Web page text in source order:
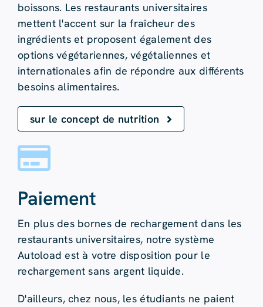
boissons. Les restaurants universitaires
mettent l'accent sur la fraîcheur des
ingrédients et proposent également des
options végétariennes, végétaliennes et
internationales afin de répondre aux différents
besoins alimentaires.
sur le concept de nutrition
Paiement
En plus des bornes de rechargement dans les
restaurants universitaires, notre système
Autoload est à votre disposition pour le
rechargement sans argent liquide.
D'ailleurs, chez nous, les étudiants ne paient